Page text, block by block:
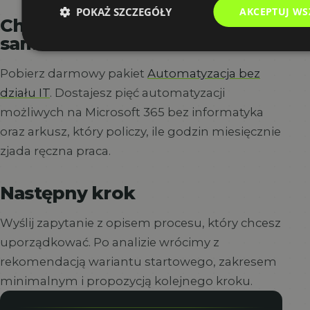
Chcesz najpierw sprawdzić to
sam?
Pobierz darmowy pakiet Automatyzacja bez
działu IT. Dostajesz pięć automatyzacji
możliwych na Microsoft 365 bez informatyka
oraz arkusz, który policzy, ile godzin miesięcznie
zjada ręczna praca.
Następny krok
Wyślij zapytanie z opisem procesu, który chcesz
uporządkować. Po analizie wrócimy z
rekomendacją wariantu startowego, zakresem
minimalnym i propozycją kolejnego kroku.
AKCEPTUJ
POKAŻ SZCZEGÓŁY